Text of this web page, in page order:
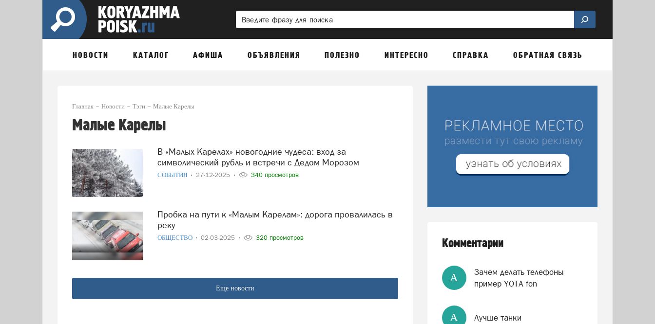
НОВОСТИ КАТАЛОГ АФИША ОБЪЯВЛЕНИЯ ПОЛЕЗНО ИНТЕРЕСНО СПРАВКА ОБРАТНАЯ СВЯЗЬ
Главная Новости Тэги Малые Карелы
Малые Карелы
В «Малых Карелах» новогодние чудеса: вход за
символический рубль и встречи с Дедом Морозом
СОБЫТИЯ 27-12-2025 340 просмотров
Пробка на пути к «Малым Карелам»: дорога провалилась в
реку
ОБЩЕСТВО 02-03-2025 320 просмотров
Еще новости
Комментарии
А
Зачем делать телефоны
пример YOTA fon
А Лучше танки